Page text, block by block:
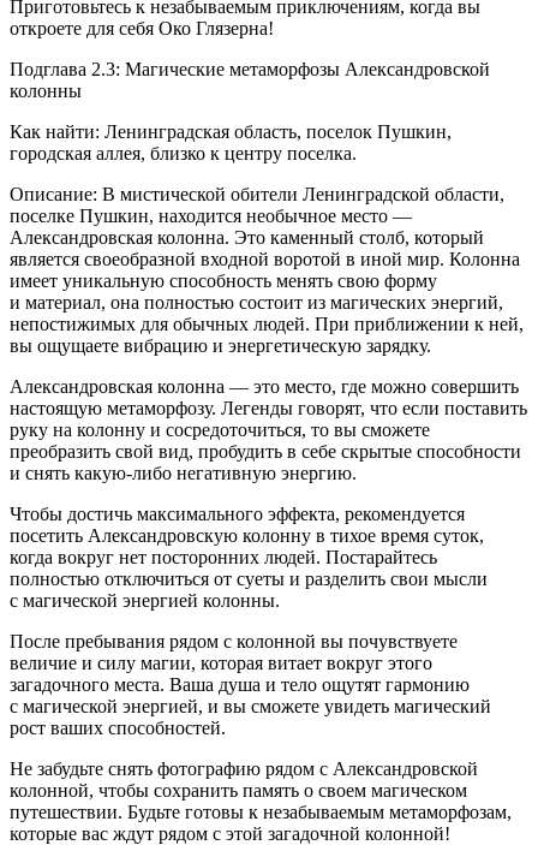
Приготовьтесь к незабываемым приключениям, когда вы
откроете для себя Око Глязерна!
Подглава 2.3: Магические метаморфозы Александровской
колонны
Как найти: Ленинградская область, поселок Пушкин,
городская аллея, близко к центру поселка.
Описание: В мистической обители Ленинградской области,
поселке Пушкин, находится необычное место —
Александровская колонна. Это каменный столб, который
является своеобразной входной воротой в иной мир. Колонна
имеет уникальную способность менять свою форму
и материал, она полностью состоит из магических энергий,
непостижимых для обычных людей. При приближении к ней,
вы ощущаете вибрацию и энергетическую зарядку.
Александровская колонна — это место, где можно совершить
настоящую метаморфозу. Легенды говорят, что если поставить
руку на колонну и сосредоточиться, то вы сможете
преобразить свой вид, пробудить в себе скрытые способности
и снять какую-либо негативную энергию.
Чтобы достичь максимального эффекта, рекомендуется
посетить Александровскую колонну в тихое время суток,
когда вокруг нет посторонних людей. Постарайтесь
полностью отключиться от суеты и разделить свои мысли
с магической энергией колонны.
После пребывания рядом с колонной вы почувствуете
величие и силу магии, которая витает вокруг этого
загадочного места. Ваша душа и тело ощутят гармонию
с магической энергией, и вы сможете увидеть магический
рост ваших способностей.
Не забудьте снять фотографию рядом с Александровской
колонной, чтобы сохранить память о своем магическом
путешествии. Будьте готовы к незабываемым метаморфозам,
которые вас ждут рядом с этой загадочной колонной!